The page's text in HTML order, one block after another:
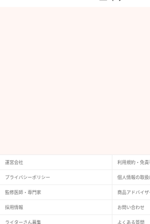
運営会社 利用規約・免
プライバシーポリシー 個人情報の取扱
監修医師・専門家 商品アドバイザ
採用情報 お問い合わせ
ライターさん募集 よくある質問